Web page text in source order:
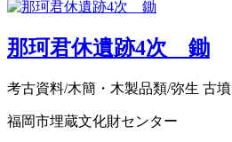
那珂君休遺跡4次 鋤
考古資料/木簡・木製品類/弥生 古墳
福岡市埋蔵文化財センター